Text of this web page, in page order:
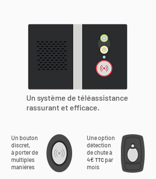
Un système de téléassistance
rassurant et efficace.
Un bouton
discret,
à porter de
multiples
manières
Une option
détection
de chute à
4€ TTC par
mois